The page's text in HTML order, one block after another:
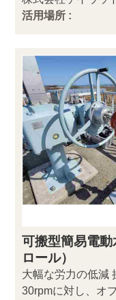
活用場所 :
可搬型簡易電
ロール）
大幅な労力の低減
30rpmに対し、オ